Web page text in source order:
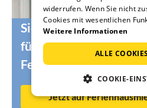
Sie suchen noch die
für Ihr Ferienhaus
Ferienwohnung?
Jetzt auf
widerrufen. Wenn Sie nicht
Cookies mit wesentlichen
Weitere Informationen
ALLE
COOKIE-